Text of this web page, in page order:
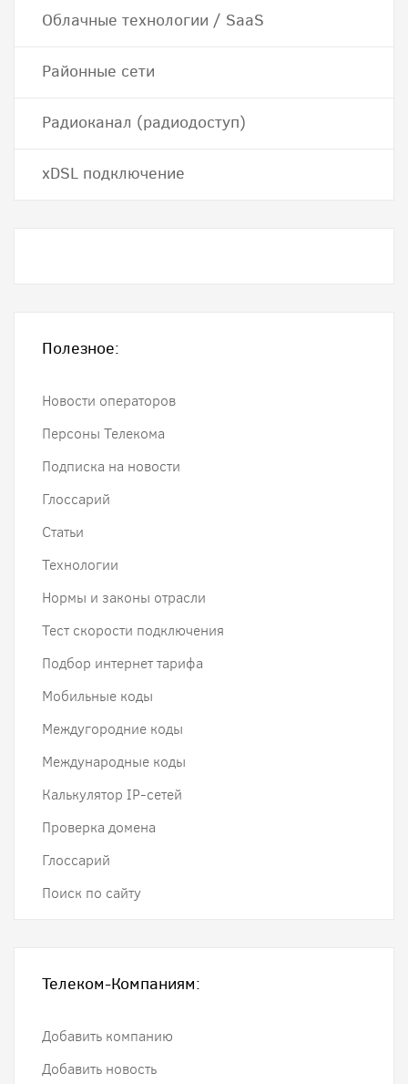
Облачные технологии / SaaS
Районные сети
Радиоканал (радиодоступ)
хDSL подключение
Полезное:
Новости операторов
Персоны Телекома
Подписка на новости
Глоссарий
Статьи
Технологии
Нормы и законы отрасли
Тест скорости подключения
Подбор интернет тарифа
Мобильные коды
Междугородние коды
Международные коды
Калькулятор IP-сетей
Проверка домена
Глоссарий
Поиск по сайту
Телеком-Компаниям:
Добавить компанию
Добавить новость